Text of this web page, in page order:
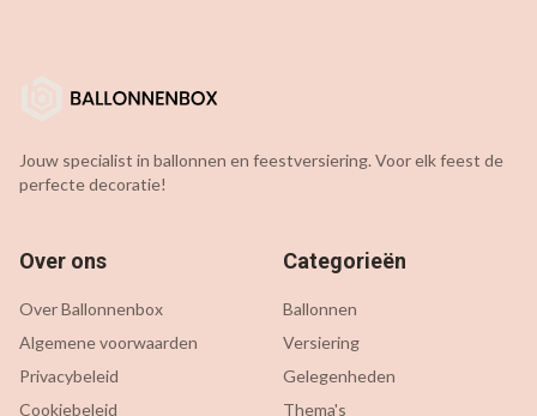
Jouw specialist in ballonnen en feestversiering. Voor elk feest de
perfecte decoratie!
Over ons
Over Ballonnenbox
Algemene voorwaarden
Privacybeleid
Cookiebeleid
Categorieën
Ballonnen
Versiering
Gelegenheden
Thema's